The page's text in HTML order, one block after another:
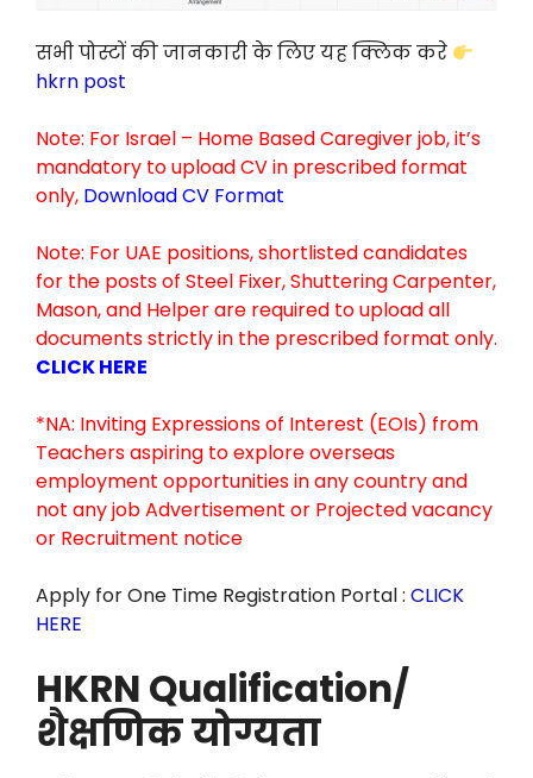
सभी पोस्टों की जानकारी के लिए यह क्लिक करे
hkrn post
Note: For Israel – Home Based Caregiver job, it’s
mandatory to upload CV in prescribed format
only, Download CV Format
Note: For UAE positions, shortlisted candidates
for the posts of Steel Fixer, Shuttering Carpenter,
Mason, and Helper are required to upload all
documents strictly in the prescribed format only.
CLICK HERE
*NA: Inviting Expressions of Interest (EOIs) from
Teachers aspiring to explore overseas
employment opportunities in any country and
not any job Advertisement or Projected vacancy
or Recruitment notice
Apply for One Time Registration Portal : CLICK
HERE
HKRN Qualification/
शैक्षणिक योग्यता